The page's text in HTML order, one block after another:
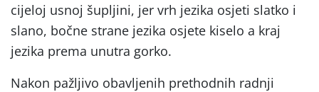
cijeloj usnoj šupljini, jer vrh jezika osjeti slatko i
slano, bočne strane jezika osjete kiselo a kraj
jezika prema unutra gorko.
Nakon pažljivo obavljenih prethodnih radnji